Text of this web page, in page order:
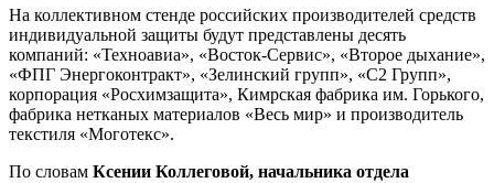
На коллективном стенде российских производителей средств
индивидуальной защиты будут представлены десять
компаний: «Техноавиа», «Восток-Сервис», «Второе дыхание»,
«ФПГ Энергоконтракт», «Зелинский групп», «С2 Групп»,
корпорация «Росхимзащита», Кимрская фабрика им. Горького,
фабрика нетканых материалов «Весь мир» и производитель
текстиля «Моготекс».
По словам Ксении Коллеговой, начальника отдела